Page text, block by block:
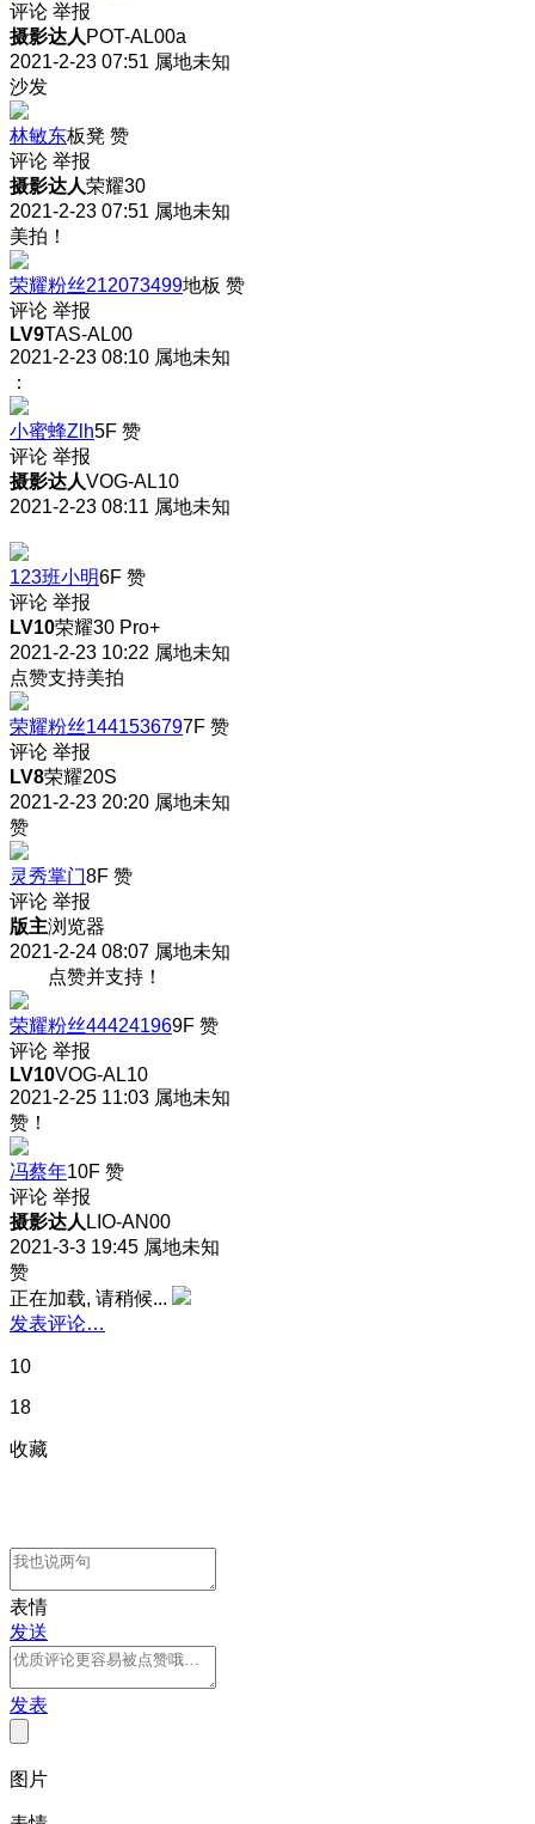
评论 举报
摄影达人 POT-AL00a
2021-2-23 07:51 属地未知
沙发
林敏东板凳 赞
评论 举报
摄影达人荣耀30
2021-2-23 07:51 属地未知
美拍！
荣耀粉丝212073499地板 赞
评论 举报
LV9TAS-AL00
2021-2-23 08:10 属地未知
：
小蜜蜂Zlh5F 赞
评论 举报
摄影达人VOG-AL10
2021-2-23 08:11 属地未知
123班小明6F 赞
评论 举报
LV10荣耀30 Pro+
2021-2-23 10:22 属地未知
点赞支持美拍
荣耀粉丝1441536797F 赞
评论 举报
LV8荣耀20S
2021-2-23 20:20 属地未知
赞
灵秀掌门8F 赞
评论 举报
版主浏览器
2021-2-24 08:07 属地未知
点赞并支持！
荣耀粉丝444241969F 赞
评论 举报
LV10VOG-AL10
2021-2-25 11:03 属地未知
赞！
冯蔡年10F 赞
评论 举报
摄影达人 LIO-AN00
2021-3-3 19:45 属地未知
赞
正在加载, 请稍候...
发表评论…
10
18
收藏
表情
发送
发表
图片